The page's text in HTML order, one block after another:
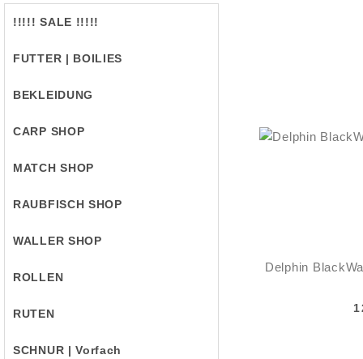
!!!!! SALE !!!!!
FUTTER | BOILIES
BEKLEIDUNG
CARP SHOP
MATCH SHOP
RAUBFISCH SHOP
WALLER SHOP
ROLLEN
RUTEN
SCHNUR | Vorfach
Delphin